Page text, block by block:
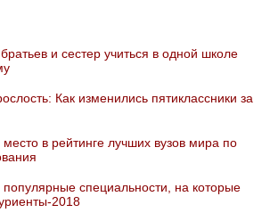
и сестер учиться в одной школе
Как изменились пятиклассники за
в рейтинге лучших вузов мира по
специальности, на которые
2018